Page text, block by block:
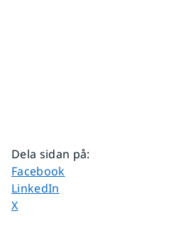
Dela sidan på:
Dela sidan på
Facebook
Dela sidan på
LinkedIn
Dela sidan på
X